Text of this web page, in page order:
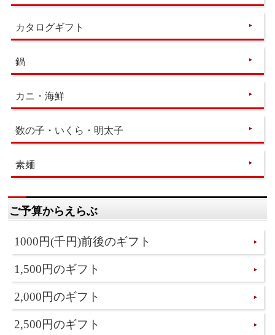
カタログギフト
鍋
カニ・海鮮
数の子・いくら・明太子
素麺
ご予算からえらぶ
1000円(千円)前後のギフト
1,500円のギフト
2,000円のギフト
2,500円のギフト